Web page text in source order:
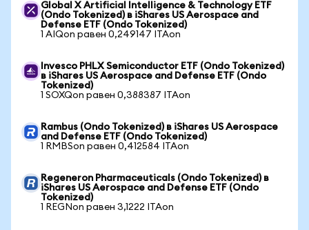
Global X Artificial Intelligence & Technology ETF
(Ondo Tokenized) в iShares US Aerospace and
Defense ETF (Ondo Tokenized)
1 AIQon равен 0,249147 ITAon
Invesco PHLX Semiconductor ETF (Ondo Tokenized)
в iShares US Aerospace and Defense ETF (Ondo
Tokenized)
1 SOXQon равен 0,388387 ITAon
Rambus (Ondo Tokenized) в iShares US Aerospace
and Defense ETF (Ondo Tokenized)
1 RMBSon равен 0,412584 ITAon
Regeneron Pharmaceuticals (Ondo Tokenized) в
iShares US Aerospace and Defense ETF (Ondo
Tokenized)
1 REGNon равен 3,1222 ITAon